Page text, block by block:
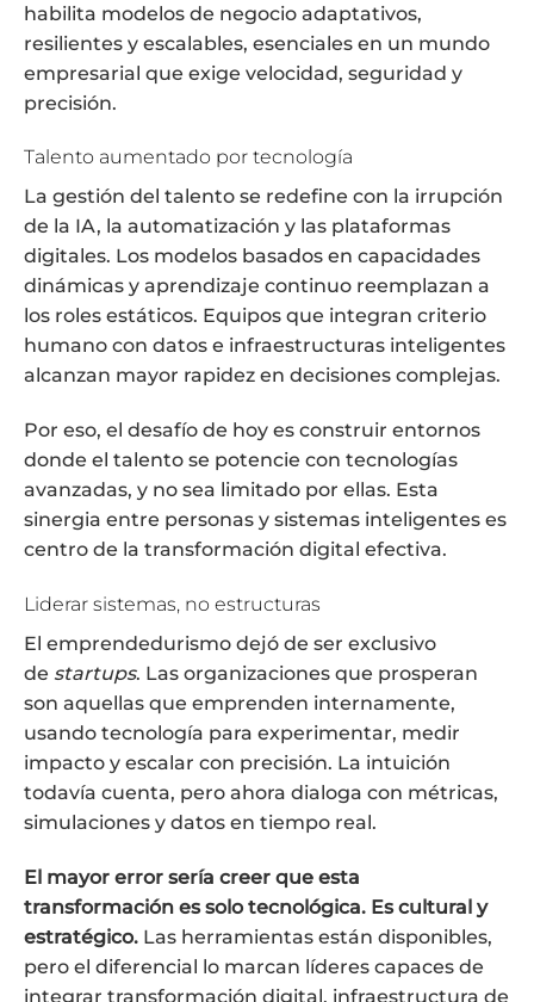
habilita modelos de negocio adaptativos,
resilientes y escalables, esenciales en un mundo
empresarial que exige velocidad, seguridad y
precisión.
Talento aumentado por tecnología
La gestión del talento se redefine con la irrupción
de la IA, la automatización y las plataformas
digitales. Los modelos basados en capacidades
dinámicas y aprendizaje continuo reemplazan a
los roles estáticos. Equipos que integran criterio
humano con datos e infraestructuras inteligentes
alcanzan mayor rapidez en decisiones complejas.
Por eso, el desafío de hoy es construir entornos
donde el talento se potencie con tecnologías
avanzadas, y no sea limitado por ellas. Esta
sinergia entre personas y sistemas inteligentes es
centro de la transformación digital efectiva.
Liderar sistemas, no estructuras
El emprendedurismo dejó de ser exclusivo
de startups. Las organizaciones que prosperan
son aquellas que emprenden internamente,
usando tecnología para experimentar, medir
impacto y escalar con precisión. La intuición
todavía cuenta, pero ahora dialoga con métricas,
simulaciones y datos en tiempo real.
El mayor error sería creer que esta
transformación es solo tecnológica. Es cultural y
estratégico. Las herramientas están disponibles,
pero el diferencial lo marcan líderes capaces de
integrar transformación digital, infraestructura de